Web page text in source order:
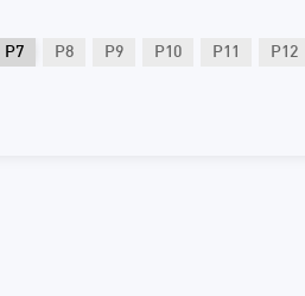
P7 P8 P9 P10 P11 P12